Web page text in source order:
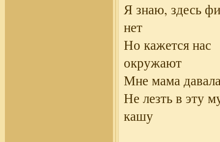
Я знаю, здесь
нет
Но кажется нас
окружают
Мне мама
Не лезть в эту
кашу